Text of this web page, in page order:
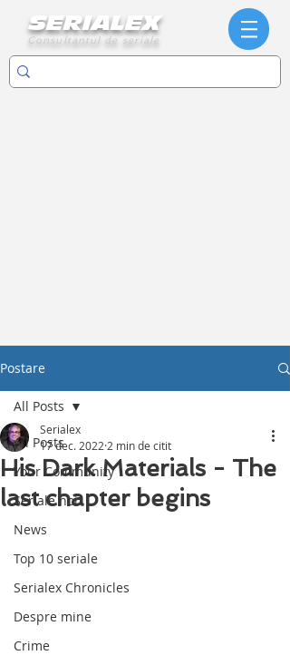
SERIALEX
Consultantul de seriale
Postare
All Posts
Your Community
Seriale noi
News
Top 10 seriale
Serialex Chronicles
Despre mine
Crime
All Posts
His Dark Materials - The
last chapter begins
Serialex
17 dec. 2022 2 min de citit